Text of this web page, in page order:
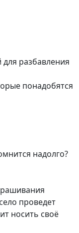
для разбавления
понадобятся
надолго?
проведет
носить своё